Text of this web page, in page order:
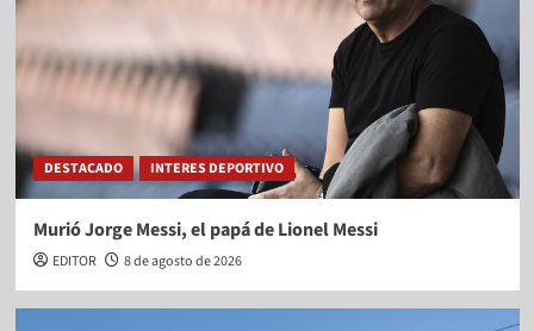
DESTACADO INTERES DEPORTIVO
Murió Jorge Messi, el papá de Lionel Messi
EDITOR 8 de agosto de 2026